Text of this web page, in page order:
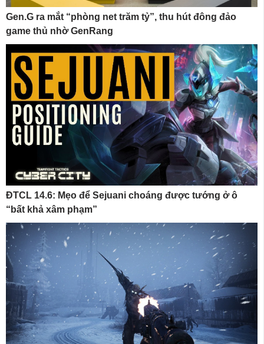
Gen.G ra mắt “phòng net trăm tỷ”, thu hút đông đảo
game thủ nhờ GenRang
ĐTCL 14.6: Mẹo để Sejuani choáng được tướng ở ô
“bất khả xâm phạm”